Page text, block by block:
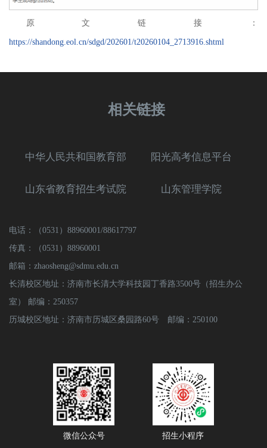
原文链接：
https://shandong.eol.cn/sdgd/202601/t20260104_2713916.shtml
相关链接
中华人民共和国教育部 阳光高考信息平台
山东省教育招生考试院 山东管理学院
电话：（0531）88960001/88617797
传真：（0531）88960001
邮箱：zhaosheng@sdmu.edu.cn
长清校区地址：济南市长清大学科技园丁香路3500号（招生办公
室） 邮编：250357
历城校区地址：济南市历城区桑园路60号 邮编：250100
微信公众号 招生小程序